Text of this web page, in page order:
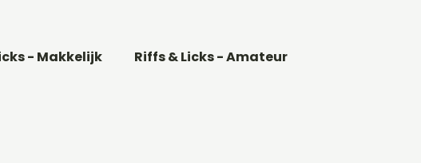
- Makkelijk Riffs & Licks - Amateur